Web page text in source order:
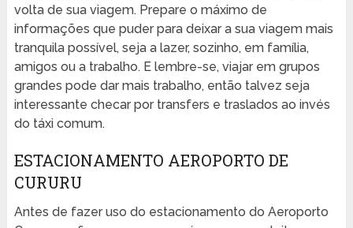
volta de sua viagem. Prepare o máximo de
informações que puder para deixar a sua viagem mais
tranquila possível, seja a lazer, sozinho, em família,
amigos ou a trabalho. E lembre-se, viajar em grupos
grandes pode dar mais trabalho, então talvez seja
interessante checar por transfers e traslados ao invés
do táxi comum.
ESTACIONAMENTO AEROPORTO DE
CURURU
Antes de fazer uso do estacionamento do Aeroporto